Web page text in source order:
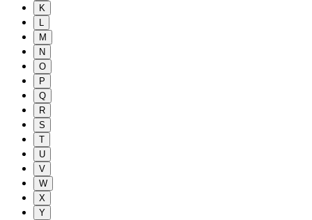
K
L
M
N
O
P
Q
R
S
T
U
V
W
X
Y